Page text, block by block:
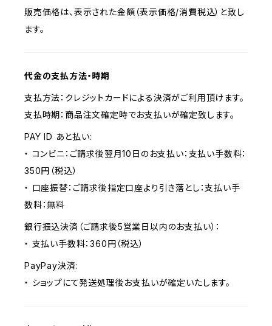
販売価格は、表示された金額（表示価格/消費税込）と致し
ます。
代金の支払方法・時期
支払方法：クレジットカードによる決済がご利用頂けます。
支払時期：商品注文確定時でお支払いが確定致します。
PAY ID あと払い:
・ コンビニ：ご請求後翌月10日のお支払い：支払い手数料：
350円（税込）
・ 口座振替：ご請求後指定口座より引き落とし：支払い手
数料：無料
銀行振込決済（ご請求後5営業日以内のお支払い）：
・ 支払い手数料：360円（税込）
PayPay決済:
・ ショップにて発送処理後お支払いが確定いたします。